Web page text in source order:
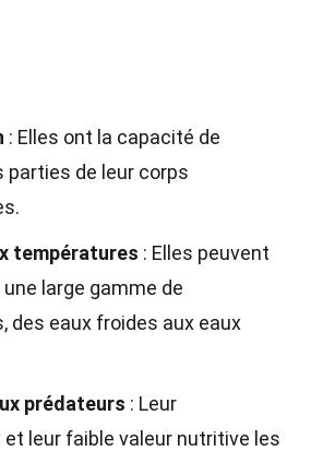
: Elles ont la capacité de
parties de leur corps
températures : Elles peuvent
large gamme de
des eaux froides aux eaux
prédateurs : Leur
leur faible valeur nutritive les